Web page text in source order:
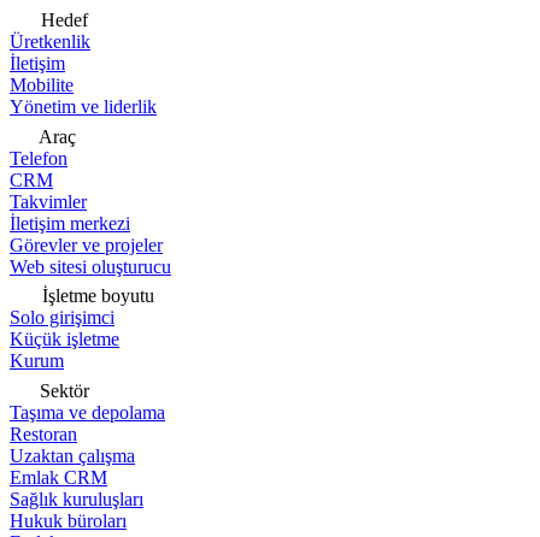
Hedef
Üretkenlik
İletişim
Mobilite
Yönetim ve liderlik
Araç
Telefon
CRM
Takvimler
İletişim merkezi
Görevler ve projeler
Web sitesi oluşturucu
İşletme boyutu
Solo girişimci
Küçük işletme
Kurum
Sektör
Taşıma ve depolama
Restoran
Uzaktan çalışma
Emlak CRM
Sağlık kuruluşları
Hukuk büroları